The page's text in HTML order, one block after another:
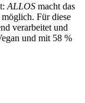
ALLOS macht das
möglich. Für diese
verarbeitet und
und mit 58 %